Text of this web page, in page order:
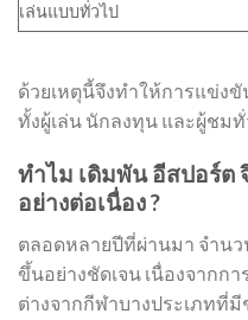
เล่นแบบทั่วไป
ด้วยเหตุนี้จึงทำให้การแข่ง
ทั้งผู้เล่น นักลงทุน และผู้ชม
ทำไม เดิมพัน อีสปอร์ต
อย่างต่อเนื่อง ?
ตลอดหลายปีที่ผ่านมา จำน
ขึ้นอย่างชัดเจน เนื่องจาก
ต่างจากกีฬาบางประเภทที่